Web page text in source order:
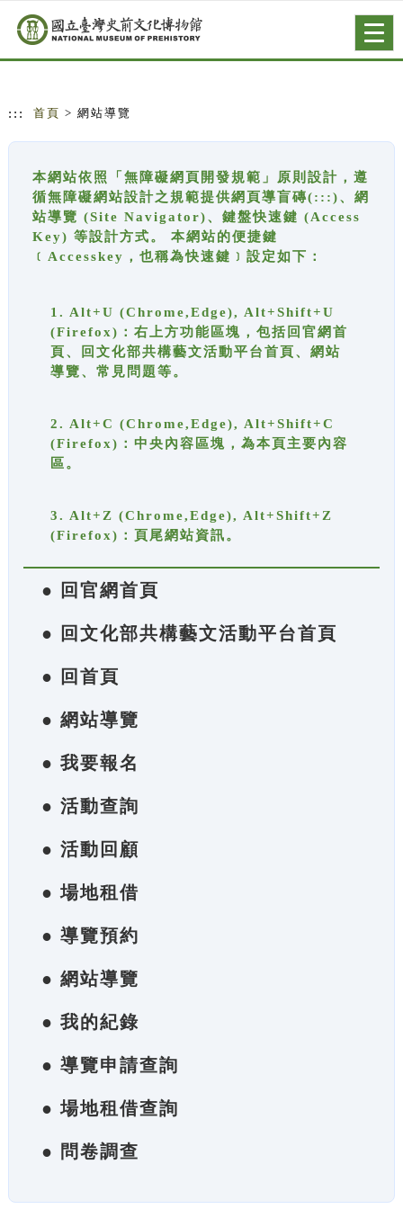
跳到主要內容
網站導覽
::: 首頁 > 網站導覽
本網站依照「無障礙網頁開發規範」原則設計，遵
循無障礙網站設計之規範提供網頁導盲磚(:::)、網
站導覽 (Site Navigator)、鍵盤快速鍵 (Access
Key) 等設計方式。 本網站的便捷鍵
﹝Accesskey，也稱為快速鍵﹞設定如下：
1. Alt+U (Chrome,Edge), Alt+Shift+U
(Firefox)：右上方功能區塊，包括回官網首
頁、回文化部共構藝文活動平台首頁、網站
導覽、常見問題等。
2. Alt+C (Chrome,Edge), Alt+Shift+C
(Firefox)：中央內容區塊，為本頁主要內容
區。
3. Alt+Z (Chrome,Edge), Alt+Shift+Z
(Firefox)：頁尾網站資訊。
● 回官網首頁
● 回文化部共構藝文活動平台首頁
● 回首頁
● 網站導覽
● 我要報名
● 活動查詢
● 活動回顧
● 場地租借
● 導覽預約
● 網站導覽
● 我的紀錄
● 導覽申請查詢
● 場地租借查詢
● 問卷調查